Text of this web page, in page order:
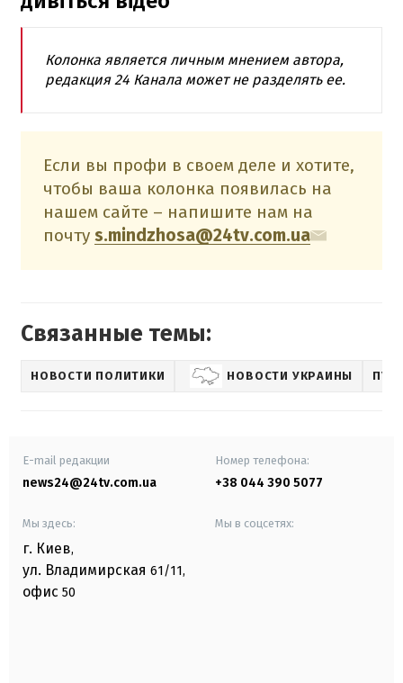
Колонка является личным мнением автора,
редакция 24 Канала может не разделять ее.
Если вы профи в своем деле и хотите,
чтобы ваша колонка появилась на
нашем сайте – напишите нам на
почту s.mindzhosa@24tv.com.ua
Связанные темы:
НОВОСТИ ПОЛИТИКИ НОВОСТИ УКРАИНЫ
E-mail редакции
news24@24tv.com.ua
Номер телефона:
+38 044 390 5077
Мы здесь:
г. Киев,
ул. Владимирская 61/11,
офис 50
Мы в соцсетях: